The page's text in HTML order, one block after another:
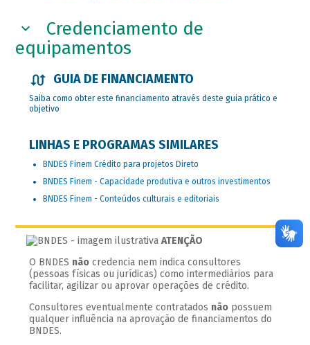
Credenciamento de
equipamentos
GUIA DE FINANCIAMENTO
Saiba como obter este financiamento através deste guia prático e
objetivo
LINHAS E PROGRAMAS SIMILARES
BNDES Finem Crédito para projetos Direto
BNDES Finem - Capacidade produtiva e outros investimentos
BNDES Finem - Conteúdos culturais e editoriais
ATENÇÃO
O BNDES não credencia nem indica consultores
(pessoas físicas ou jurídicas) como intermediários para
facilitar, agilizar ou aprovar operações de crédito.
Consultores eventualmente contratados não possuem
qualquer influência na aprovação de financiamentos do
BNDES.